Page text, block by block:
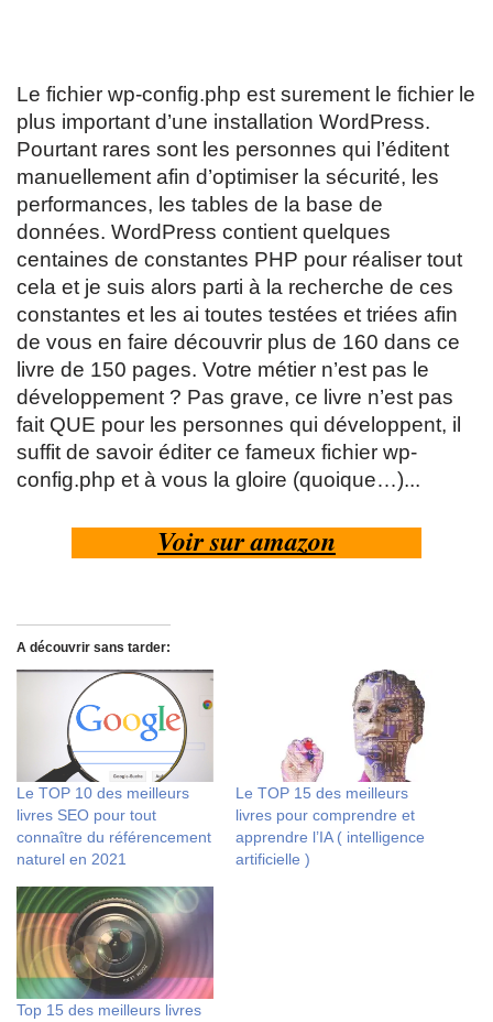
Le fichier wp-config.php est surement le fichier le
plus important d’une installation WordPress.
Pourtant rares sont les personnes qui l’éditent
manuellement afin d’optimiser la sécurité, les
performances, les tables de la base de
données. WordPress contient quelques
centaines de constantes PHP pour réaliser tout
cela et je suis alors parti à la recherche de ces
constantes et les ai toutes testées et triées afin
de vous en faire découvrir plus de 160 dans ce
livre de 150 pages. Votre métier n’est pas le
développement ? Pas grave, ce livre n’est pas
fait QUE pour les personnes qui développent, il
suffit de savoir éditer ce fameux fichier wp-
config.php et à vous la gloire (quoique…)...
Voir sur amazon
A découvrir sans tarder:
Le TOP 10 des meilleurs
livres SEO pour tout
connaître du référencement
naturel en 2021
Le TOP 15 des meilleurs
livres pour comprendre et
apprendre l’IA ( intelligence
artificielle )
Top 15 des meilleurs livres